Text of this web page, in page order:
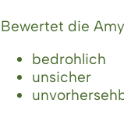
Bewertet die
bedrohlich
unsicher